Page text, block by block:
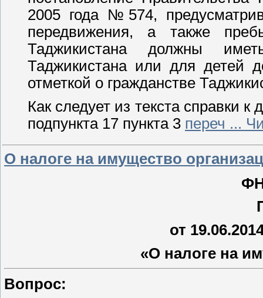
2005 года №574,
передвижения, а также
Таджикистана должны
Таджикистана или для детей
отметкой о гражданстве
Как следует из текста справки к
подпункта 17 пункта 3 переч ...
О налоге на имущество
от
«О налоге на
Вопрос: